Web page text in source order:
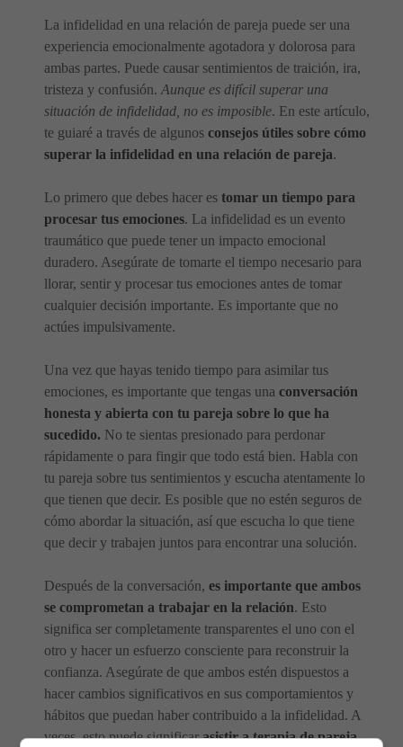
La infidelidad en una relación de pareja puede ser una
experiencia emocionalmente agotadora y dolorosa para
ambas partes. Puede causar sentimientos de traición, ira,
tristeza y confusión. Aunque es difícil superar una
situación de infidelidad, no es imposible. En este artículo,
te guiaré a través de algunos consejos útiles sobre cómo
superar la infidelidad en una relación de pareja.
Lo primero que debes hacer es tomar un tiempo para
procesar tus emociones. La infidelidad es un evento
traumático que puede tener un impacto emocional
duradero. Asegúrate de tomarte el tiempo necesario para
llorar, sentir y procesar tus emociones antes de tomar
cualquier decisión importante. Es importante que no
actúes impulsivamente.
Una vez que hayas tenido tiempo para asimilar tus
emociones, es importante que tengas una conversación
honesta y abierta con tu pareja sobre lo que ha
sucedido. No te sientas presionado para perdonar
rápidamente o para fingir que todo está bien. Habla con
tu pareja sobre tus sentimientos y escucha atentamente lo
que tienen que decir. Es posible que no estén seguros de
cómo abordar la situación, así que escucha lo que tiene
que decir y trabajen juntos para encontrar una solución.
Después de la conversación, es importante que ambos
se comprometan a trabajar en la relación. Esto
significa ser completamente transparentes el uno con el
otro y hacer un esfuerzo consciente para reconstruir la
confianza. Asegúrate de que ambos estén dispuestos a
hacer cambios significativos en sus comportamientos y
hábitos que puedan haber contribuido a la infidelidad. A
veces, esto puede significarasistir a terapia de pareja